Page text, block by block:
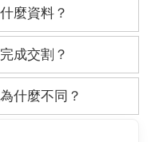
麼資料？
成交割？
什麼不同？